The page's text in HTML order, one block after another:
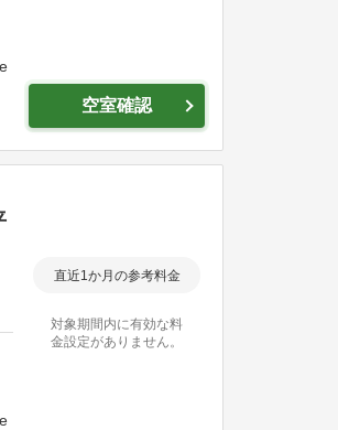
空室確認
直近1か月の参考料金
対象期間内に有効な料
金設定がありません。